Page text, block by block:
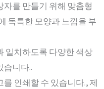
를 만들기 위해 맞춤형
독특한 모양과 느낌을 부
일치하도록 다양한 색상
습니다..
인쇄할 수 있습니다., 제